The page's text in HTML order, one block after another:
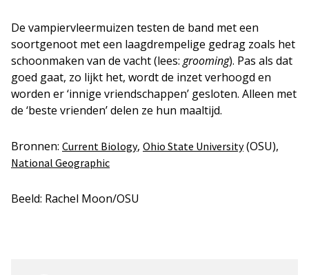
De vampiervleermuizen testen de band met een
soortgenoot met een laagdrempelige gedrag zoals het
schoonmaken van de vacht (lees: grooming). Pas als dat
goed gaat, zo lijkt het, wordt de inzet verhoogd en
worden er ‘innige vriendschappen’ gesloten. Alleen met
de ‘beste vrienden’ delen ze hun maaltijd.
Bronnen: Current Biology, Ohio State University(OSU),
National Geographic
Beeld: Rachel Moon/OSU